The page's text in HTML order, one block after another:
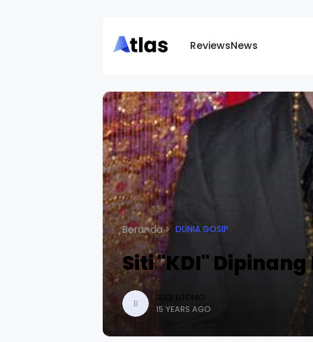
ReviewsNews
Beranda DUNIA GOSIP
Siti "KDI"
B
BUDI UTOMO
15 YEARS AGO